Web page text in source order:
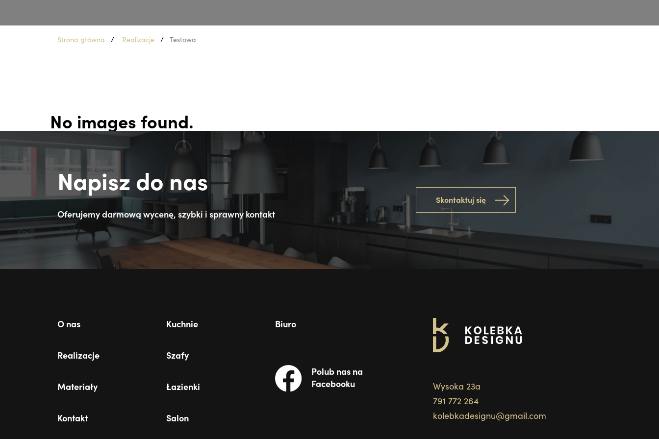
Strona główna Realizacje Testowa
No images found.
Napisz do nas
Oferujemy darmową wycenę, szybki i sprawny kontakt
Skontaktuj się
O nas
Realizacje
Materiały
Kontakt
Kuchnie
Szafy
Łazienki
Salon
Biuro
Polub nas na
Facebooku
Wysoka 23a
791 772 264
kolebkadesignu@gmail.com